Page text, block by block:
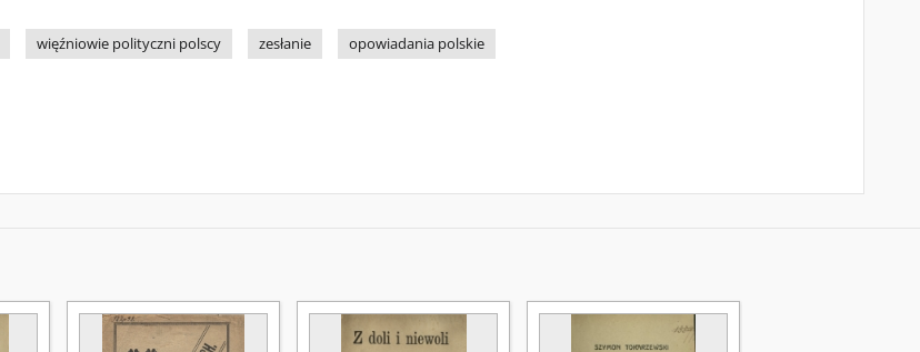
więźniowie polityczni polscy zesłanie opowiadania polskie